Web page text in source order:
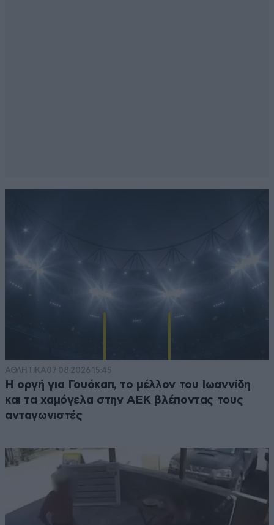
ΑΘΛΗΤΙΚΑ07·08·2026 15:45
Η οργή για Γουόκαπ, το μέλλον του Ιωαννίδη
και τα χαμόγελα στην ΑΕΚ βλέποντας τους
ανταγωνιστές